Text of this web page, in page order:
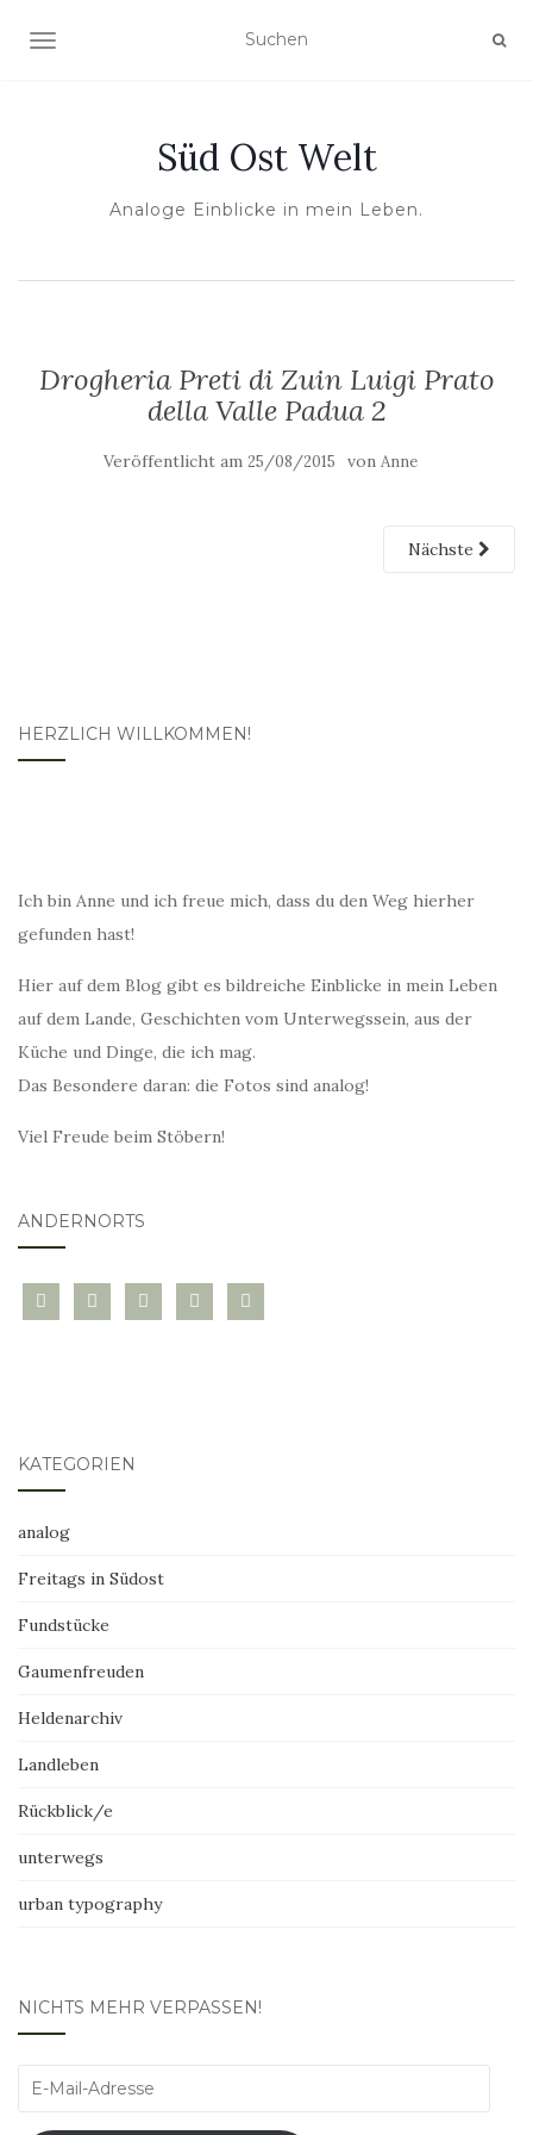
NAVIGATION UMSCHALTEN
Süd Ost Welt
Analoge Einblicke in mein Leben.
Drogheria Preti di Zuin Luigi Prato
della Valle Padua 2
Veröffentlicht am 25/08/2015 von Anne
Nächste
HERZLICH WILLKOMMEN!
Ich bin Anne und ich freue mich, dass du den Weg hierher
gefunden hast!
Hier auf dem Blog gibt es bildreiche Einblicke in mein Leben
auf dem Lande, Geschichten vom Unterwegssein, aus der
Küche und Dinge, die ich mag.
Das Besondere daran: die Fotos sind analog!
Viel Freude beim Stöbern!
ANDERNORTS
bloglovininstagramtwitter pinterest
mail
KATEGORIEN
analog
Freitags in Südost
Fundstücke
Gaumenfreuden
Heldenarchiv
Landleben
Rückblick/e
unterwegs
urban typography
NICHTS MEHR VERPASSEN!
E-